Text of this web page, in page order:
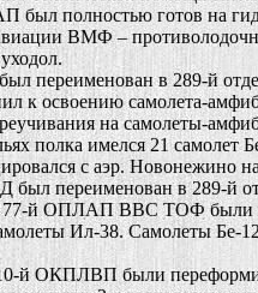
полностью готов на
ВМФ –
в 289-й
к освоению самолета-
на самолеты-
полка имелся 21 самолет
с аэр. Новонежино
переименован в 289-й
ОПЛАП ВВС ТОФ были
Ил-38. Самолеты Бе-
ОКПЛВП были